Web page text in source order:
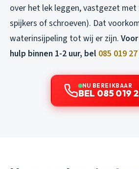
over het lek leggen, vastgezet met
spijkers of schroeven). Dat
waterinsijpeling tot wij er zijn.
hulp binnen 1-2 uur, bel 085 019
NU BEREIKBAAR
BEL 085 019